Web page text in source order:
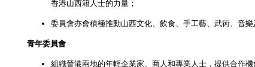
香港山西籍人士的力量；
委員會亦會積極推動山西文化、飲食、手工藝、武術、音樂
青年委員會
組織晉港兩地的年輕企業家、商人和專業人士，提供合作